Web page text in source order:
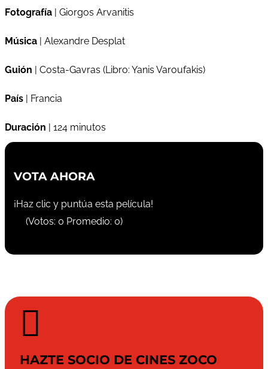
Fotografía | Giorgos Arvanitis
Música | Alexandre Desplat
Guión | Costa-Gavras (Libro: Yanis Varoufakis)
País | Francia
Duración | 124 minutos
VOTA AHORA
¡Haz clic y puntúa esta película!
(Votos: 0 Promedio: 0)

HAZTE SOCIO DE CINES ZOCO